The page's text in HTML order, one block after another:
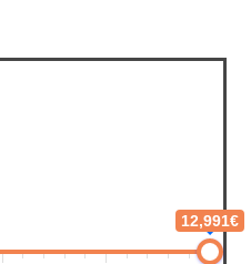
12,991€